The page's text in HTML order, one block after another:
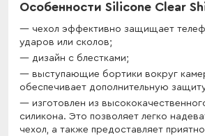
Особенности Silicone Clear
чехол эффективно защищает
ударов или сколов;
дизайн с блестками;
выступающие бортики вокруг
обеспечивает дополнительную
изготовлен из
силикона. Это позволяет легко
чехол, а также предоставляет